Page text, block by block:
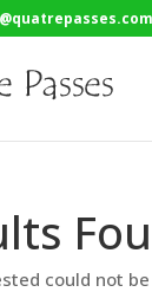
could not